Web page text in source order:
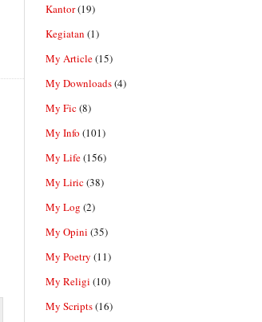
Kantor(19)
Kegiatan (1)
My Article(15)
My Downloads(4)
My Fic(8)
My Info (101)
My Life(156)
My Liric(38)
My Log (2)
My Opini (35)
My Poetry (11)
My Religi (10)
My Scripts(16)